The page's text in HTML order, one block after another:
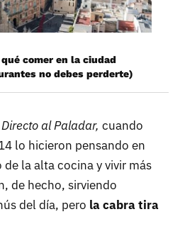
comer en la ciudad
no debes perderte)
Directo al Paladar, cuando
lo hicieron pensando en
la alta cocina y vivir más
de hecho, sirviendo
del día, pero la cabra tira